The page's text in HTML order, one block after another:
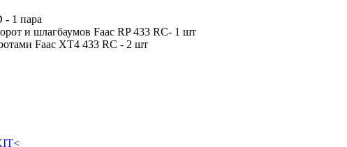
- 1 пара
и шлагбаумов Faac RP 433 RC- 1 шт
Faac XT4 433 RC - 2 шт